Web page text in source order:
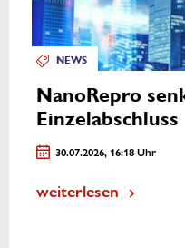
NEWS
NanoRepro
Einzelabschluss
30.07.2026, 16:18 Uhr
weiterlesen